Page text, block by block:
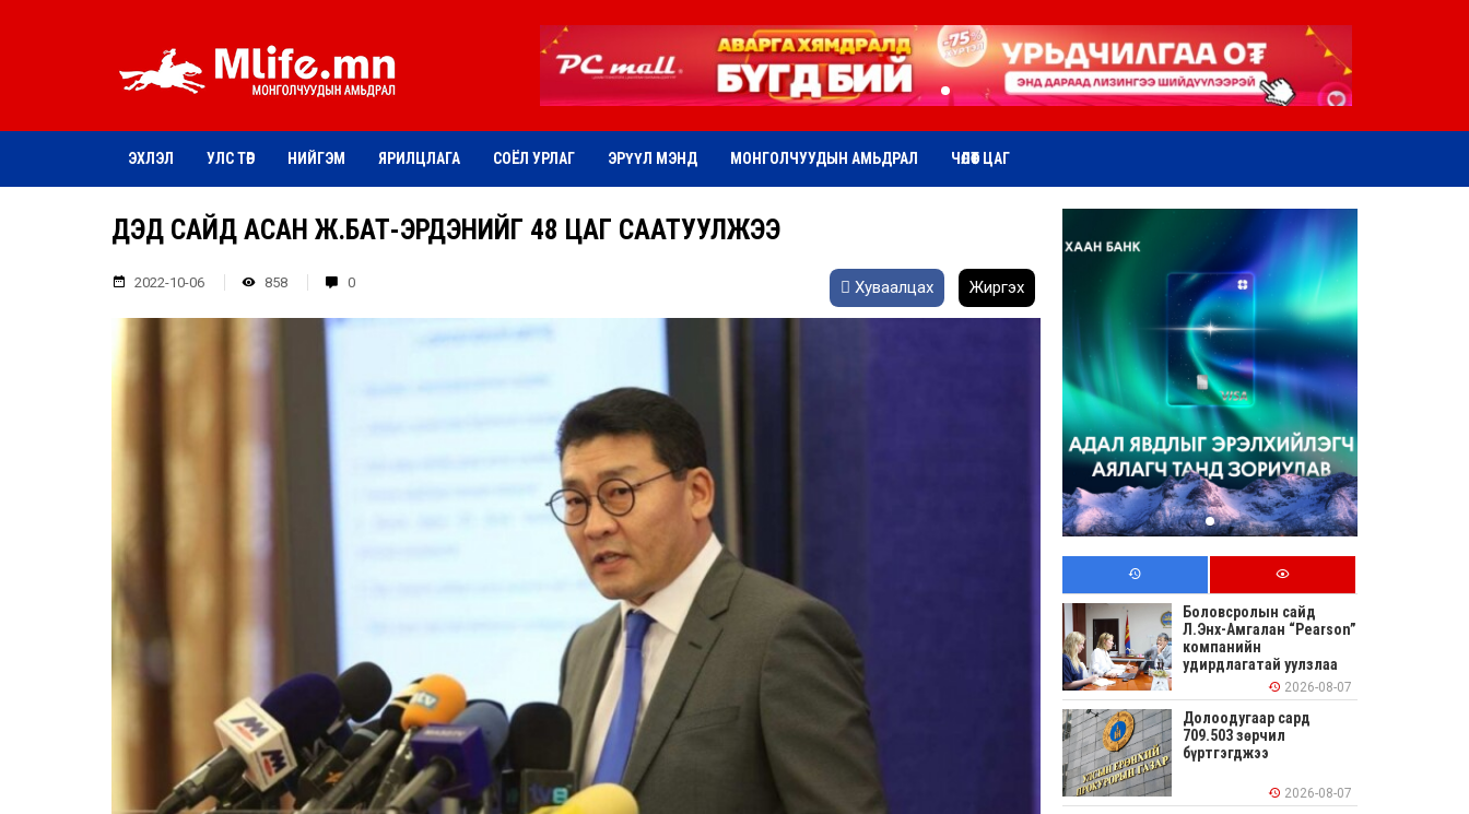
ЭХЛЭЛ УЛС ТӨР НИЙГЭМ ЯРИЛЦЛАГА СОЁЛ УРЛАГ ЭРҮҮЛ МЭНД МОНГОЛЧУУДЫН АМЬДРАЛ ЧӨЛӨӨТ ЦАГ
ДЭД САЙД АСАН Ж.БАТ-ЭРДЭНИЙГ 48 ЦАГ СААТУУЛЖЭЭ
2022-10-06 858 0 Хуваалцах Жиргэх
Боловсролын сайд
Л.Энх-Амгалан “Pearson”
компанийн
удирдлагатай уулзлаа
2026-08-07
Долоодугаар сард
709.503 зөрчил
бүртгэгджээ
2026-08-07